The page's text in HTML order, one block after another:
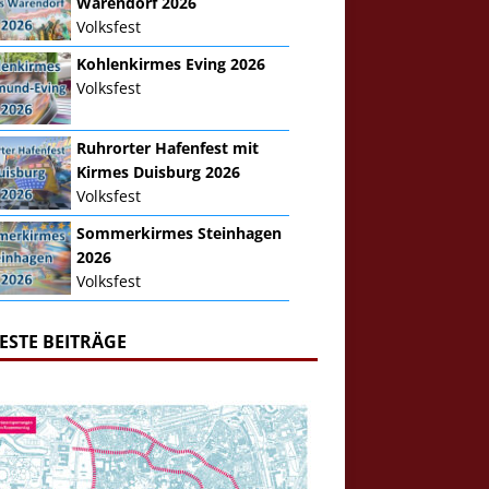
Volksfest
Kohlenkirmes Eving 2026
Volksfest
Ruhrorter Hafenfest mit
Kirmes Duisburg 2026
Volksfest
Sommerkirmes Steinhagen
2026
Volksfest
BEITRÄGE